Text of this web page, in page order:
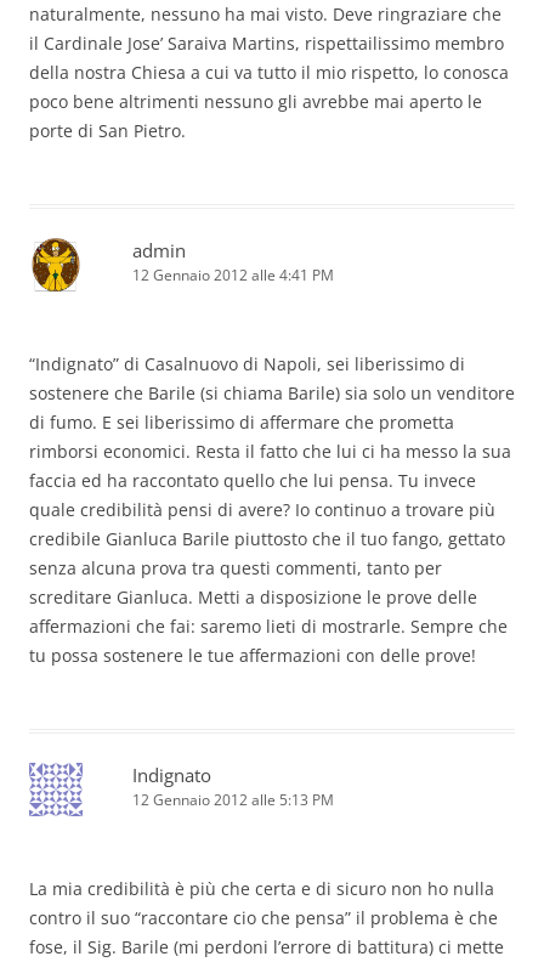
naturalmente, nessuno ha mai visto. Deve ringraziare che
il Cardinale Jose’ Saraiva Martins, rispettailissimo membro
della nostra Chiesa a cui va tutto il mio rispetto, lo conosca
poco bene altrimenti nessuno gli avrebbe mai aperto le
porte di San Pietro.
admin
12 Gennaio 2012 alle 4:41 PM
“Indignato” di Casalnuovo di Napoli, sei liberissimo di
sostenere che Barile (si chiama Barile) sia solo un venditore
di fumo. E sei liberissimo di affermare che prometta
rimborsi economici. Resta il fatto che lui ci ha messo la sua
faccia ed ha raccontato quello che lui pensa. Tu invece
quale credibilità pensi di avere? Io continuo a trovare più
credibile Gianluca Barile piuttosto che il tuo fango, gettato
senza alcuna prova tra questi commenti, tanto per
screditare Gianluca. Metti a disposizione le prove delle
affermazioni che fai: saremo lieti di mostrarle. Sempre che
tu possa sostenere le tue affermazioni con delle prove!
Indignato
12 Gennaio 2012 alle 5:13 PM
La mia credibilità è più che certa e di sicuro non ho nulla
contro il suo “raccontare cio che pensa” il problema è che
fose, il Sig. Barile (mi perdoni l’errore di battitura) ci mette